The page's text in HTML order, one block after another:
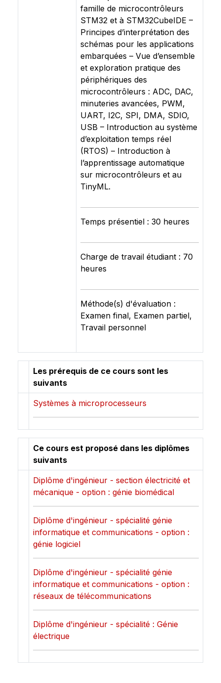
famille de microcontrôleurs
STM32 et à STM32CubeIDE –
Principes d’interprétation des
schémas pour les applications
embarquées – Vue d’ensemble
et exploration pratique des
périphériques des
microcontrôleurs : ADC, DAC,
minuteries avancées, PWM,
UART, I2C, SPI, DMA, SDIO,
USB – Introduction au système
d’exploitation temps réel
(RTOS) – Introduction à
l’apprentissage automatique
sur microcontrôleurs et au
TinyML.
Temps présentiel : 30 heures
Charge de travail étudiant : 70
heures
Méthode(s) d'évaluation :
Examen final, Examen partiel,
Travail personnel
Les prérequis de ce cours sont les
suivants
Systèmes à microprocesseurs
Ce cours est proposé dans les diplômes
suivants
Diplôme d'ingénieur - section électricité et
mécanique - option : génie biomédical
Diplôme d'ingénieur - spécialité génie
informatique et communications - option :
génie logiciel
Diplôme d'ingénieur - spécialité génie
informatique et communications - option :
réseaux de télécommunications
Diplôme d'ingénieur - spécialité : Génie
électrique